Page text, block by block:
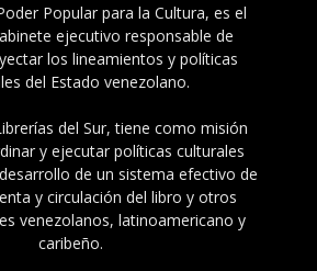
Popular para la Cultura, es el
ejecutivo responsable de
los lineamientos y políticas
del Estado venezolano.
del Sur, tiene como misión
y ejecutar políticas culturales
de un sistema efectivo de
y circulación del libro y otros
venezolanos, latinoamericano y
caribeño.